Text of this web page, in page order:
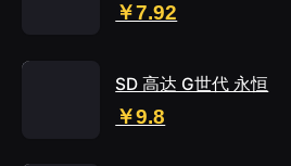
￥7.92
SD 高达 G世代 永恒
￥9.8